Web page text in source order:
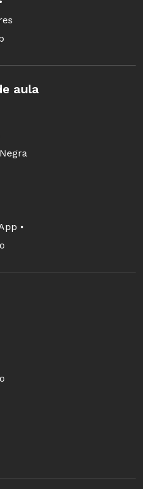
em
Barbosa, 200
aula
•